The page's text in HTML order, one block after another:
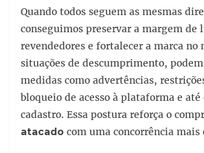
Quando todos seguem as mesmas
conseguimos preservar a margem de
revendedores e fortalecer a marca no
situações de descumprimento,
medidas como advertências,
bloqueio de acesso à plataforma e até
cadastro. Essa postura reforça o
atacado com uma concorrência